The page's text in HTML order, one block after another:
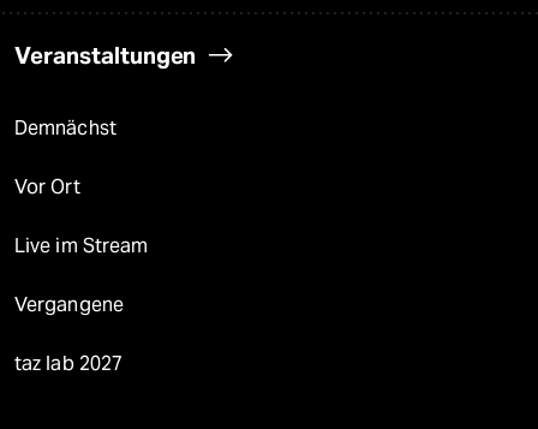
Veranstaltungen
Demnächst
Vor Ort
Live im Stream
Vergangene
taz lab 2027